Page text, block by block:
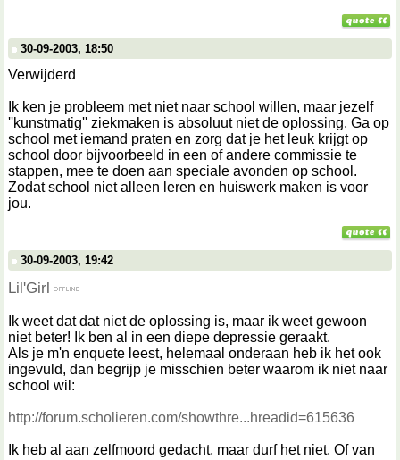
30-09-2003, 18:50
Verwijderd
Ik ken je probleem met niet naar school willen, maar jezelf
''kunstmatig'' ziekmaken is absoluut niet de oplossing. Ga op
school met iemand praten en zorg dat je het leuk krijgt op
school door bijvoorbeeld in een of andere commissie te
stappen, mee te doen aan speciale avonden op school.
Zodat school niet alleen leren en huiswerk maken is voor
jou.
30-09-2003, 19:42
Lil'Girl
Ik weet dat dat niet de oplossing is, maar ik weet gewoon
niet beter! Ik ben al in een diepe depressie geraakt.
Als je m'n enquete leest, helemaal onderaan heb ik het ook
ingevuld, dan begrijp je misschien beter waarom ik niet naar
school wil:
http://forum.scholieren.com/showthre...hreadid=615636
Ik heb al aan zelfmoord gedacht, maar durf het niet. Of van